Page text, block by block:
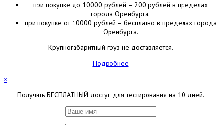
при покупке до 10000 рублей – 200 рублей в пределах
города Оренбурга.
при покупке от 10000 рублей – бесплатно в пределах города
Оренбурга.
Крупногабаритный груз не доставляется.
Подробнее
×
Получить БЕСПЛАТНЫЙ доступ для тестирования на 10 дней.